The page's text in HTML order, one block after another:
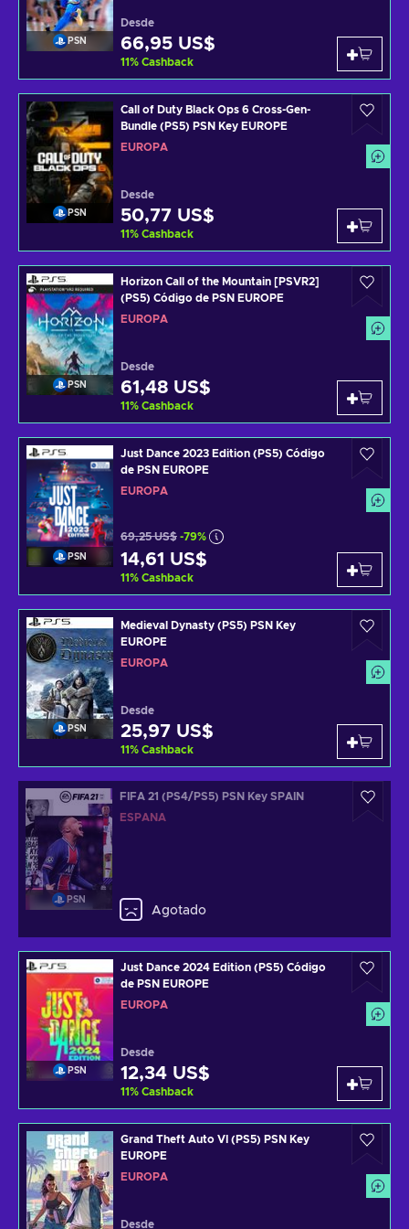
PSN
Desde
66,95 US$
11% Cashback
PSN
Call of Duty Black Ops 6 Cross-Gen-
Bundle (PS5) PSN Key EUROPE
EUROPA
Desde
50,77 US$
11% Cashback
PSN
Horizon Call of the Mountain [PSVR2]
(PS5) Código de PSN EUROPE
EUROPA
Desde
61,48 US$
11% Cashback
PSN
Just Dance 2023 Edition (PS5) Código
de PSN EUROPE
EUROPA
69,25 US$ -79%
14,61 US$
11% Cashback
PSN
Medieval Dynasty (PS5) PSN Key
EUROPE
EUROPA
Desde
25,97 US$
11% Cashback
PSN
FIFA 21 (PS4/PS5) PSN Key SPAIN
ESPAÑA
Agotado
PSN
Just Dance 2024 Edition (PS5) Código
de PSN EUROPE
EUROPA
Desde
12,34 US$
11% Cashback
Grand Theft Auto VI (PS5) PSN Key
EUROPE
EUROPA
Desde